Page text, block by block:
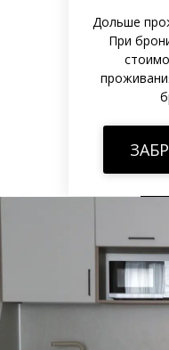
Дольше
При